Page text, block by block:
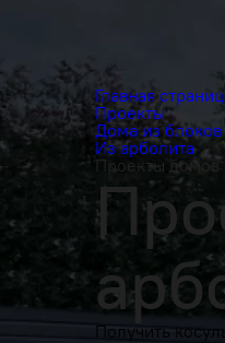
Главная
Проекты
Дома из блоков
Из арболита
Проекты домов
Получить